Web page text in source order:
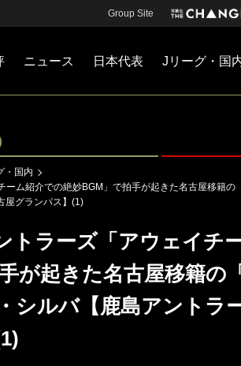
Group Site
ニュース 日本代表 Jリーグ・国
・国内
ーム紹介での絶妙BGM」で拍手が起きた名古屋移籍の
屋グランパス】(1)
トラーズ「アウェイチ
が起きた名古屋移籍の
シルバ【鹿島アントラ